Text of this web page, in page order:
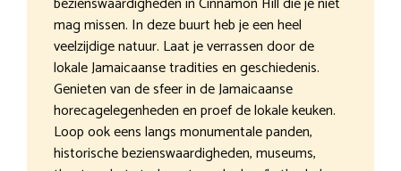
mag missen. In deze buurt heb je een heel
veelzijdige natuur. Laat je verrassen door de
lokale Jamaicaanse tradities en geschiedenis.
Genieten van de sfeer in de Jamaicaanse
horecagelegenheden en proef de lokale keuken.
Loop ook eens langs monumentale panden,
historische bezienswaardigheden, museums,